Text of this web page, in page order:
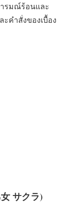
รมณ์ร้อนและ
คำสั่งของเบื้อง
サクラ)